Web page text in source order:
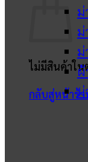
ไม่มีสินค้าใน
กลับสู่หน้าร้
ม่
ม่
ม่